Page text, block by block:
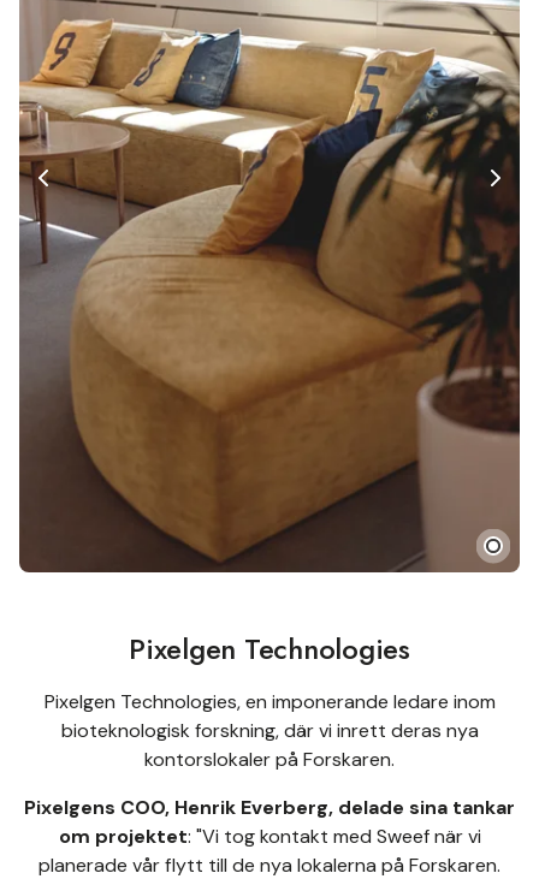
Pixelgen Technologies
Pixelgen Technologies, en imponerande ledare inom
bioteknologisk forskning, där vi inrett deras nya
kontorslokaler på Forskaren.
Pixelgens COO, Henrik Everberg, delade sina tankar
om projektet: "Vi tog kontakt med Sweef när vi
planerade vår flytt till de nya lokalerna på Forskaren.